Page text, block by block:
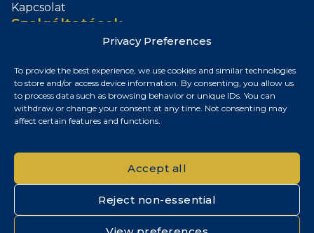
Privacy Preferences
To provide the best experience, we use cookies and similar technologies
to store and/or access device information. By consenting, you allow us
to process data such as browsing behavior or unique IDs. You can
withdraw or change your consent at any time. Not consenting may
affect certain features and functions.
Accept all
Reject non-essential
Kapcsolat
Szolgáltatások
Kapcsolat
Budapest, Magyarország
+36 30 687 6790
© 2026 Chris Nagy Real Estate. Minden jog fenntartva.